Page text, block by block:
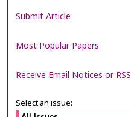
Submit Article
Most Popular Papers
Receive Email Notices or RSS
Select an issue: